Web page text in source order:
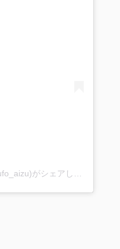
iクレーン会津若松店 東北最大級クレーンゲーム専門店(@ufo_aizu)がシェアした投稿